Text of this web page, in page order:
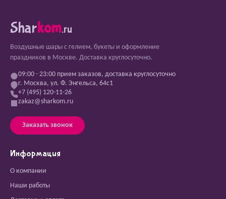
Sharkom.ru
Воздушные шары с гелием, букеты и оформление
праздников в Москве. Доставка круглосуточно.
09:00 - 23:00 прием заказов, доставка круглосуточно
г. Москва, ул. Ф. Энгельса, 64с1
+7 (495) 120-11-26
zakaz@sharkom.ru
Заказать звонок
Информация
О компании
Наши работы